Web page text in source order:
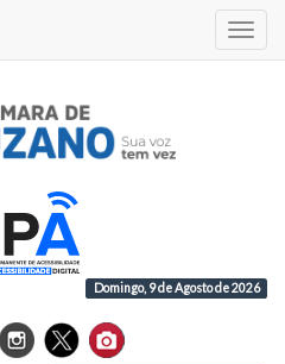
Domingo, 9 de Agosto de 2026